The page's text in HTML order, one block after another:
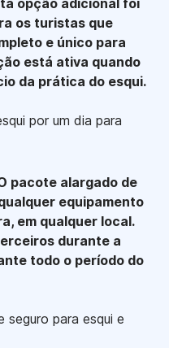
os turistas que
e único para
está ativa quando
da prática do esqui.
por um dia para
pacote alargado de
equipamento
em qualquer local.
durante a
todo o período do
para esqui e